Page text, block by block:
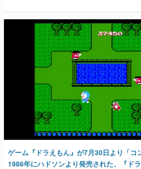
ゲーム『ドラえもん』が7月30日より「コ
1986年にハドソンより発売された、『ド